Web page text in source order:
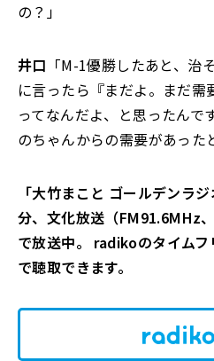
の？」
井口 「M-1優勝したあと、治
に言ったら『まだよ。まだ
ってなんだよ、と思ったんで
のちゃんからの需要があった
「大竹まこと ゴールデンラ
分、文化放送（FM91.6MHz
で放送中。 radikoのタイム
で聴取できます。